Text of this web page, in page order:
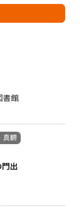
書館
真鶴
出